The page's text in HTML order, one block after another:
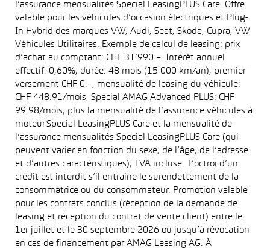
l’assurance mensualités Special LeasingPLUS Care. Offre
valable pour les véhicules d’occasion électriques et Plug-
In Hybrid des marques VW, Audi, Seat, Skoda, Cupra, VW
Véhicules Utilitaires. Exemple de calcul de leasing: prix
d’achat au comptant: CHF 31’990.–. Intérêt annuel
effectif: 0,60%, durée: 48 mois (15 000 km/an), premier
versement CHF 0.–, mensualité de leasing du véhicule:
CHF 448.91/mois, Special AMAG Advanced PLUS: CHF
99.98/mois, plus la mensualité de l’assurance véhicules à
moteur Special LeasingPLUS Care et la mensualité de
l’assurance mensualités Special LeasingPLUS Care (qui
peuvent varier en fonction du sexe, de l’âge, de l’adresse
et d’autres caractéristiques), TVA incluse. L’octroi d’un
crédit est interdit s’il entraîne le surendettement de la
consommatrice ou du consommateur. Promotion valable
pour les contrats conclus (réception de la demande de
leasing et réception du contrat de vente client) entre le
1er juillet et le 30 septembre 2026 ou jusqu’à révocation
en cas de financement par AMAG Leasing AG. À